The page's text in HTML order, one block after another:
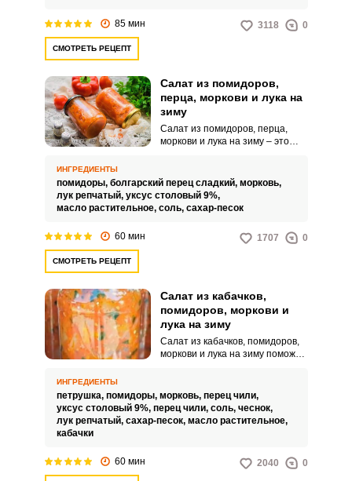
85 мин 3118 0
СМОТРЕТЬ РЕЦЕПТ
Салат из помидоров,
перца, моркови и лука на
зиму
Салат из помидоров, перца,
моркови и лука на зиму – это
насыщенным вкусом,
привлекательным видом и
сочностью. Такой овощной
закуски или как гарнир к
ИНГРЕДИЕНТЫ
помидоры, болгарский перец сладкий, морковь,
лук репчатый, уксус столовый 9%,
масло растительное, соль, сахар-песок
60 мин 1707 0
СМОТРЕТЬ РЕЦЕПТ
Салат из кабачков,
помидоров, моркови и
лука на зиму
Салат из кабачков, помидоров,
моркови и лука на зиму поможет
нежные кабачки, сочные
помидоры, сладковатая морковь
и пикантный лук.
ИНГРЕДИЕНТЫ
петрушка, помидоры, морковь, перец чили,
уксус столовый 9%, перец чили, соль, чеснок,
лук репчатый, сахар-песок, масло растительное,
кабачки
60 мин 2040 0